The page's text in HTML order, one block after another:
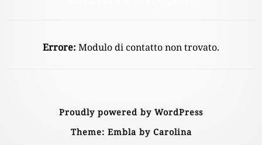
Errore: Modulo di contatto non trovato.
Proudly powered by WordPress
Theme: Embla by Carolina